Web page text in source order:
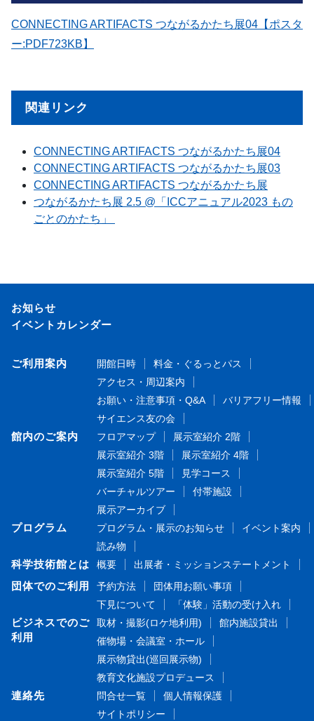
CONNECTING ARTIFACTS つながるかたち展04【ポスタ
ー:PDF723KB】
関連リンク
CONNECTING ARTIFACTS つながるかたち展04
CONNECTING ARTIFACTS つながるかたち展03
CONNECTING ARTIFACTS つながるかたち展
つながるかたち展 2.5 @「ICCアニュアル2023 もの
ごとのかたち」
お知らせ
イベントカレンダー
ご利用案内 開館日時
料金・ぐるっとパス
アクセス・周辺案内
お願い・注意事項・Q&A
バリアフリー情報
サイエンス友の会
館内のご案内 フロアマップ
展示室紹介 2階
展示室紹介 3階
展示室紹介 4階
展示室紹介 5階
見学コース
バーチャルツアー
付帯施設
展示アーカイブ
プログラム プログラム・展示のお知らせ
イベント案内
読み物
科学技術館とは 概要 出展者・ミッションステートメント
団体でのご利用 予約方法
団体用お願い事項
下見について
「体験」活動の受け入れ
ビジネスでのご
利用
取材・撮影(ロケ地利用)
館内施設貸出
催物場・会議室・ホール
展示物貸出(巡回展示物)
教育文化施設プロデュース
連絡先 問合せ一覧
個人情報保護
サイトポリシー